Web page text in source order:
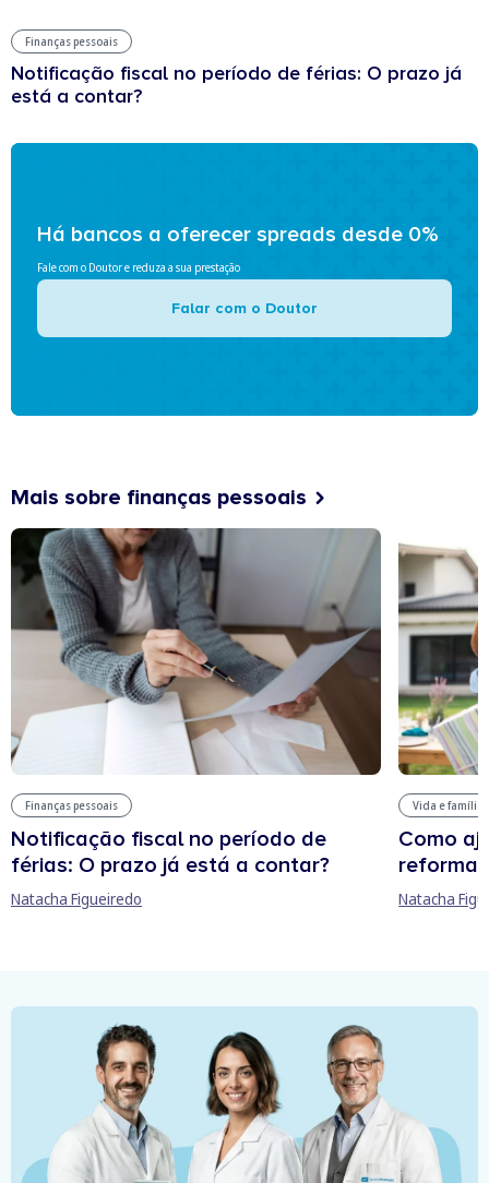
Finanças pessoais
Notificação fiscal no período de férias: O prazo já
está a contar?
Há bancos a oferecer spreads desde 0%
Fale com o Doutor e reduza a sua prestação
Falar com o Doutor
Mais sobre finanças pessoais
Finanças pessoais
Notificação fiscal no período de
férias: O prazo já está a contar?
Natacha Figueiredo
Vida e família
Como
reforma
Natacha